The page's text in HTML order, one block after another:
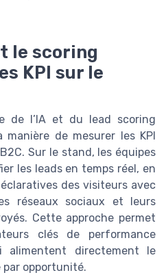
le scoring
KPI sur le
de l’IA et du lead scoring
de mesurer les KPI
Sur le stand, les équipes
les leads en temps réel, en
des visiteurs avec
réseaux sociaux et leurs
Cette approche permet
clés de performance
alimentent directement le
par opportunité.